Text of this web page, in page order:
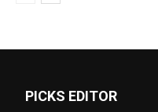
PICKS EDITOR